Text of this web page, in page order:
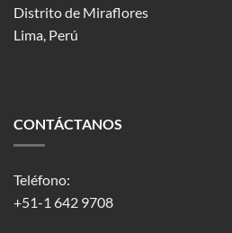
Distrito de Miraflores
Lima, Perú
CONTÁCTANOS
Teléfono:
+51-1 642 9708